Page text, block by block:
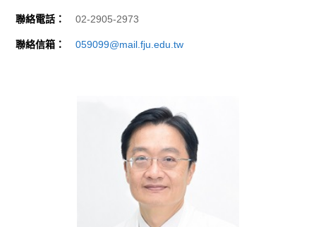
聯絡電話： 02-2905-2973
聯絡信箱： 059099@mail.fju.edu.tw